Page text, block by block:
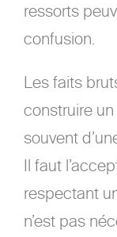
ressorts
confusion.
Les faits
construire
souvent
Il faut
respectant
n’est pas